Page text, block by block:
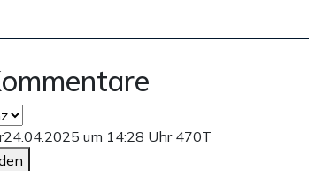
24.04.2025 um 14:28 Uhr 470T